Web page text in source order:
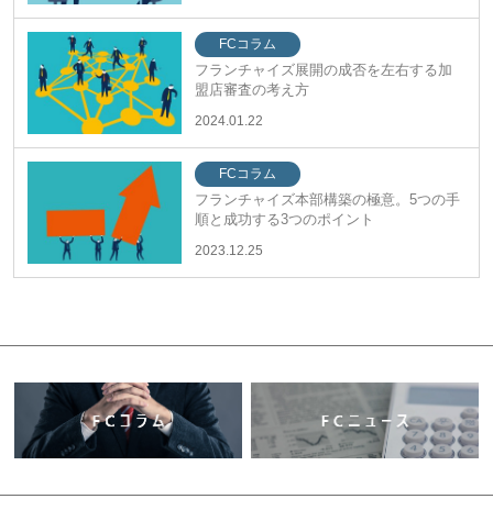
FCコラム
フランチャイズ展開の成否を左右する加
盟店審査の考え方
2024.01.22
FCコラム
フランチャイズ本部構築の極意。5つの手
順と成功する3つのポイント
2023.12.25